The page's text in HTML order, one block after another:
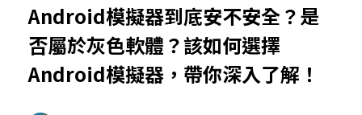
Android模擬器到底安不安全？是
否屬於灰色軟體？該如何選擇
Android模擬器，帶你深入了解！